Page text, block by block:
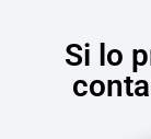
Si lo